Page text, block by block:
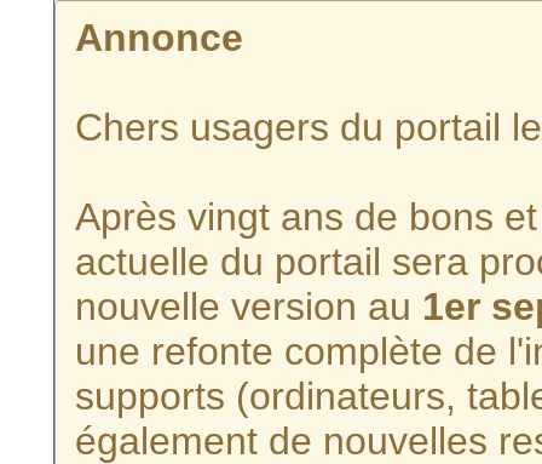
Annonce
Chers usagers du portail
Après vingt ans de bons
actuelle du portail sera
nouvelle version au 1er
une refonte complète de
supports (ordinateurs,
également de nouvelles